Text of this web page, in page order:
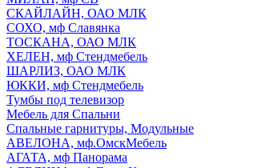
СКАЙЛАЙН, ОАО МЛК
СОХО, мф Славянка
ТОСКАНА, ОАО МЛК
ХЕЛЕН, мф Стендмебель
ШАРЛИЗ, ОАО МЛК
ЮККИ, мф Стендмебель
Тумбы под телевизор
Мебель для Спальни
Спальные гарнитуры, Модульные
АВЕЛОНА, мф.ОмскМебель
АГАТА, мф Панорама